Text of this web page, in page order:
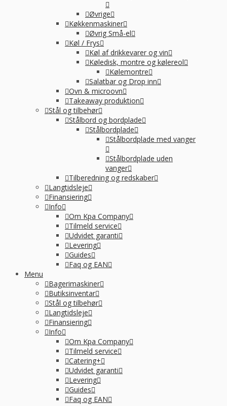
Øvrige
Køkkenmaskiner
Øvrig Små-el
Køl / Frys
Køl af drikkevarer og vin
Køledisk, montre og kølereol
Kølemontre
Salatbar og Drop inn
Ovn & microovn
Takeaway produktion
Stål og tilbehør
Stålbord og bordplade
Stålbordplade
Stålbordplade med vanger
Stålbordplade uden
vanger
Tilberedning og redskaber
Langtidsleje
Finansiering
Info
Om Kpa Company
Tilmeld service
Udvidet garanti
Levering
Guides
Faq og EAN
Menu
Bagerimaskiner
Butiksinventar
Stål og tilbehør
Langtidsleje
Finansiering
Info
Om Kpa Company
Tilmeld service
Catering+
Udvidet garanti
Levering
Guides
Faq og EAN